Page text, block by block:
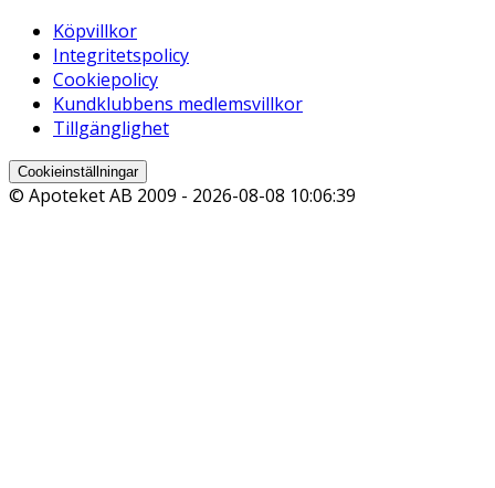
Köpvillkor
Integritetspolicy
Cookiepolicy
Kundklubbens medlemsvillkor
Tillgänglighet
Cookieinställningar
© Apoteket AB 2009 - 2026-08-08 10:06:39